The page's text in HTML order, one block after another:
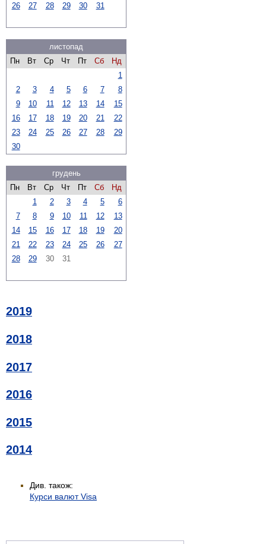
26
27 28 29 30 31
листопад
Пн
Вт Ср Чт Пт Сб
Нд
1
2
3 4 5 6 7
8
9
10 11 12 13 14
15
16
17 18 19 20 21
22
23
24 25 26 27 28
29
30
грудень
Пн
Вт Ср Чт Пт Сб
Нд
1
2 3 4 5
6
7
8 9 10 11 12
13
14
15 16 17 18 19
20
21
22 23 24 25 26
27
28
29 30 31
2019
2018
2017
2016
2015
2014
Див. також:
Курси валют Visa